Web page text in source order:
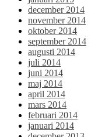
december 2014
november 2014
oktober 2014
september 2014
augusti 2014
juli 2014
juni 2014
maj 2014
april 2014
mars 2014
februari 2014
januari 2014